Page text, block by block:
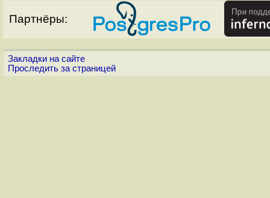
Партнёры:
Закладки на сайте
Проследить за страницей